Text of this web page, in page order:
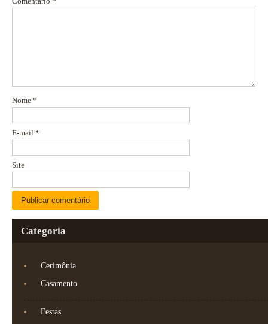
Nome *
E-mail *
Site
Categoria
Cerimônia
Casamento
Festas